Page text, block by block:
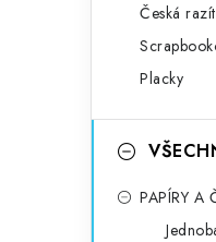
Česká
Placky
PAPÍRY A